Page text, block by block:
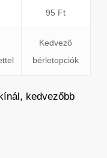
95 Ft
Kedvező
bérletopciók
kedvezőbb